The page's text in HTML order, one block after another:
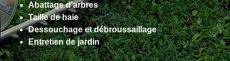
Abattage d'arbres
Taille de haie
Dessouchage et débroussaillage
Entretien de jardin